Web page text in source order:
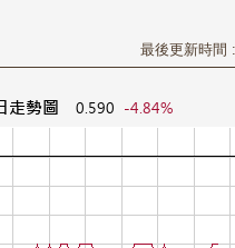
最後更新時間